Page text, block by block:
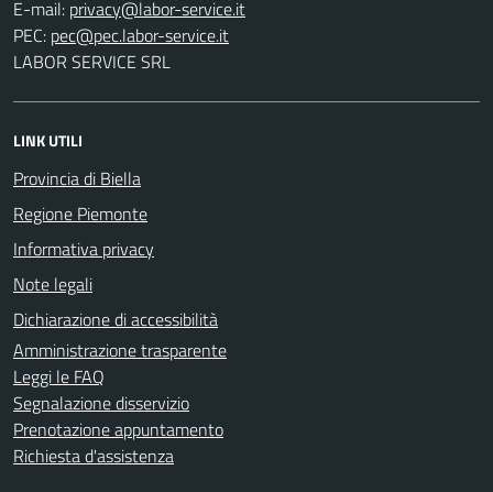
E-mail:
PEC:
LABOR SERVICE SRL
LINK UTILI
Provincia di Biella
Regione Piemonte
Informativa privacy
Note legali
Dichiarazione di accessibilità
Amministrazione trasparente
Leggi le FAQ
Segnalazione disservizio
Prenotazione appuntamento
Richiesta d'assistenza